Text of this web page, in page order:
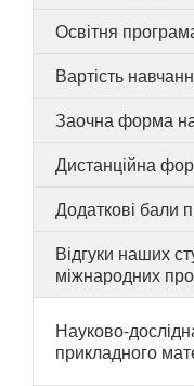
Освітня
Вартість
Заочна форма
Дистанційна
Додаткові бали
Відгуки наших
міжнародних
Науково-
прикладного